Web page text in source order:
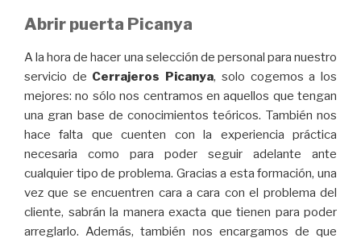
Abrir puerta Picanya
A la hora de hacer una selección de personal para nuestro
servicio de Cerrajeros Picanya, solo cogemos a los
mejores: no sólo nos centramos en aquellos que tengan
una gran base de conocimientos teóricos. También nos
hace falta que cuenten con la experiencia práctica
necesaria como para poder seguir adelante ante
cualquier tipo de problema. Gracias a esta formación, una
vez que se encuentren cara a cara con el problema del
cliente, sabrán la manera exacta que tienen para poder
arreglarlo. Además, también nos encargamos de que